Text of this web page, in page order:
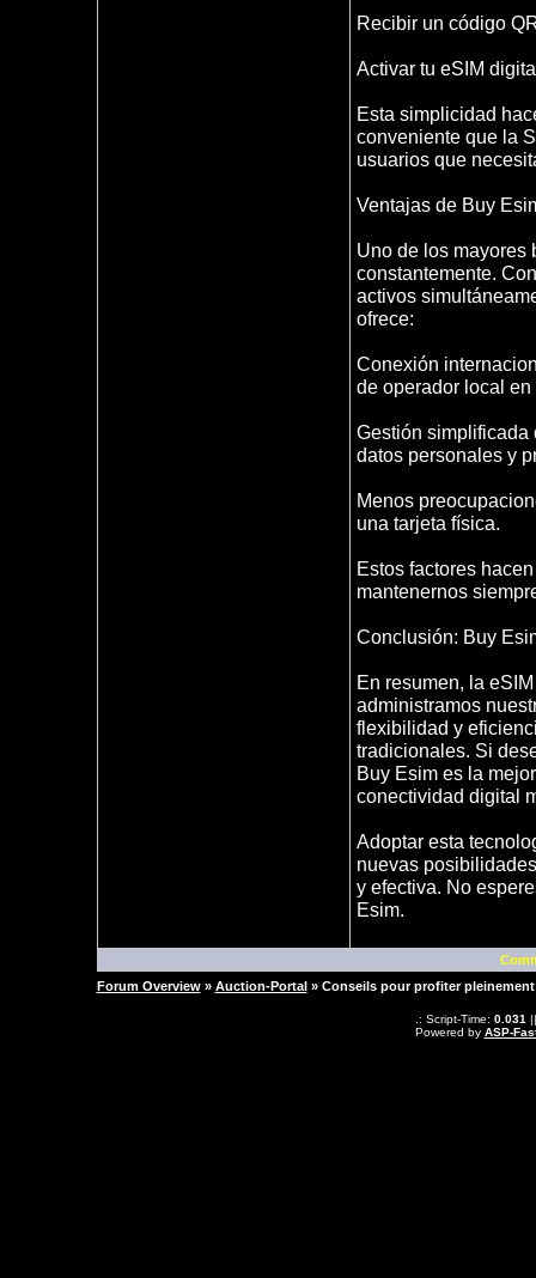
Recibir un código
Activar tu eSIM
Esta simplicidad
conveniente que la
usuarios que
Ventajas de Buy
Uno de los mayores
constantemente.
activos
ofrece:
Conexión
de operador local en
Gestión simplificada
datos personales y
Menos
una tarjeta física.
Estos factores
mantenernos
Conclusión: Buy
En resumen, la
administramos
flexibilidad y
tradicionales. Si
Buy Esim es la
conectividad digital
Adoptar esta
nuevas
y efectiva. No
Esim.
Forum Overview» Auction-Portal» Conseils pour profiter pleinement
.: Script-Time: 0.031
Powered by ASP-